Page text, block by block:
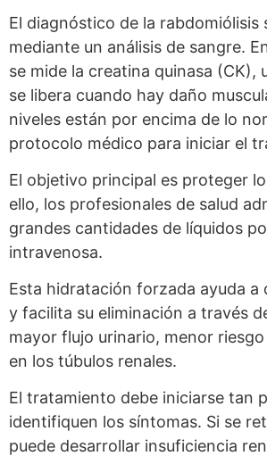
El diagnóstico de la rabdomiólisis
mediante un análisis de sangre.
se mide la creatina quinasa (CK),
se libera cuando hay daño
niveles están por encima de lo
protocolo médico para iniciar el
El objetivo principal es proteger
ello, los profesionales de salud
grandes cantidades de líquidos
intravenosa.
Esta hidratación forzada ayuda a
y facilita su eliminación a través
mayor flujo urinario, menor
en los túbulos renales.
El tratamiento debe iniciarse tan
identifiquen los síntomas. Si se
puede desarrollar insuficiencia